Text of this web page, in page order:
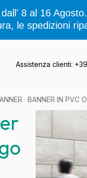
8 al 16 Agosto.
le spedizioni
Assistenza clienti:
· BANNER IN PVC